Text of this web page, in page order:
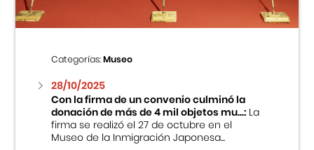
Categorías:Museo
28/10/2025
Con la firma de un convenio culminó la
donación de más de 4 mil objetos mu...:La
firma se realizó el 27 de octubre en el
Museo de la Inmigración Japonesa...